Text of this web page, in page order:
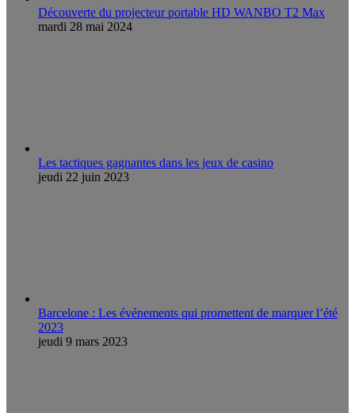
Découverte du projecteur portable HD WANBO T2 Max
mardi 28 mai 2024
Les tactiques gagnantes dans les jeux de casino
jeudi 22 juin 2023
Barcelone : Les événements qui promettent de marquer l’été
2023
jeudi 9 mars 2023